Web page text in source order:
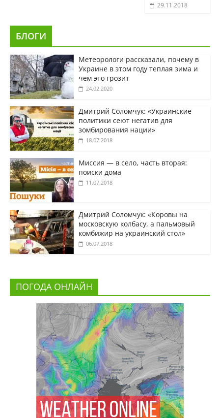
29.11.2018
БЛОГИ
Метеорологи рассказали, почему в
Украине в этом году теплая зима и
чем это грозит
24.02.2020
Дмитрий Соломчук: «Украинские
политики сеют негатив для
зомбирования нации»
18.07.2018
Миссия — в село, часть вторая:
поиски дома
11.07.2018
Дмитрий Соломчук: «Коровы на
московскую колбасу, а пальмовый
комбижир на украинский стол»
06.07.2018
ПОГОДА ОНЛАЙН